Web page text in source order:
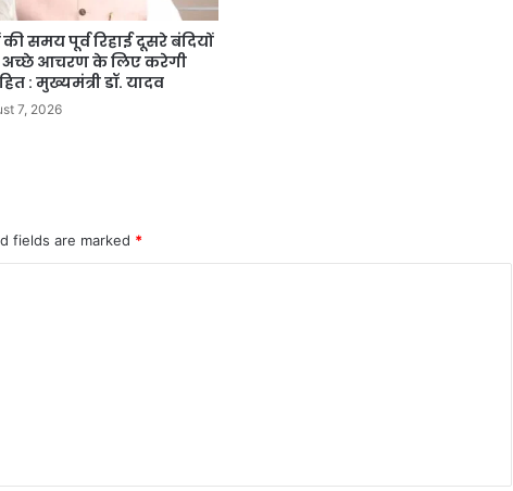
की समय पूर्व रिहाई दूसरे बंदियों
अच्छे आचरण के लिए करेगी
: मुख्यमंत्री डॉ. यादव
7, 2026
fields are marked *